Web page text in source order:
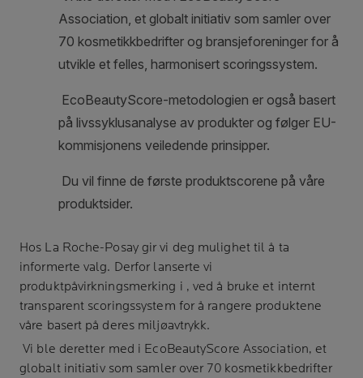
Hos La Roche-Posaygir vi deg mulighet til å ta
informerte valg. Derfor lanserte vi
produktpåvirkningsmerking i , ved å bruke et internt
transparent scoringssystem for å rangere produktene
våre basert på deres miljøavtrykk.
Vi ble deretter med i EcoBeautyScore Association, et
globalt initiativ som samler over 70 kosmetikkbedrifter